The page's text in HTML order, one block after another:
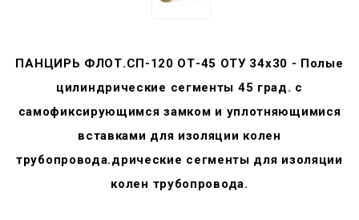
ПАНЦИРЬ ФЛОТ.СП-120 ОТ-45 ОТУ 34x30 - Полые
цилиндрические сегменты 45 град. с
самофиксирующимся замком и уплотняющимися
вставками для изоляции колен
трубопровода.дрические сегменты для изоляции
колен трубопровода.